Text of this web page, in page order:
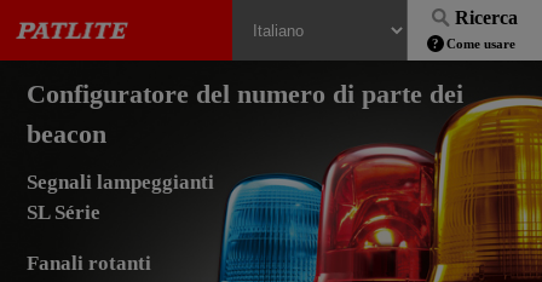
Ricerca
Come usare
Configuratore del numero di parte dei
beacon
Segnali lampeggianti
SL Série
Fanali rotanti